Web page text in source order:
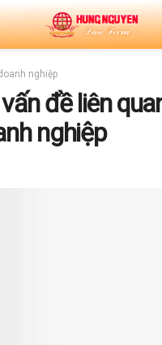
nghiệp
đề liên
nghiệp